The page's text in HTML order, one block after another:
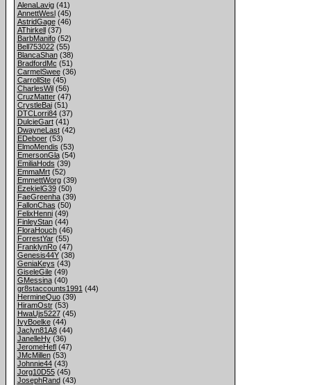
AlenaLavig(41)
AnnettWesl(45)
AstridGage(46)
AThirkell(37)
BarbManifo(52)
Bell753022(55)
BlancaShan(38)
BradfordMc (51)
CarmelSwee(36)
CarrollSte(45)
CharlesWil(56)
CruzMatter(47)
CrystleBai(51)
DTCLorri84(37)
DulcieGart(41)
DwayneLast(42)
EDeboer(53)
ElmoMendis (53)
EmersonGla(54)
EmiliaHods (39)
EmmaMrt(52)
EmmettWorg(39)
EzekielG39(50)
FaeGreenha(39)
FallonChas (50)
FelixHenni(49)
FinleyStan(44)
FloraHouch(46)
ForrestYar(55)
FranklynRo(47)
Genesis44Y(38)
GeniaKeys (43)
GiseleGile(49)
GMessina(40)
gr8staccounts1991 (44)
HermineQuo(39)
HiramOstr(53)
HwaUjs5227(45)
IvyBoelke(44)
Jaclyn81A8(44)
JanelleHy(36)
JeromeHefl(47)
JMcMillen(53)
Johnnie44(43)
Jorg10D55(45)
JosephRand(43)